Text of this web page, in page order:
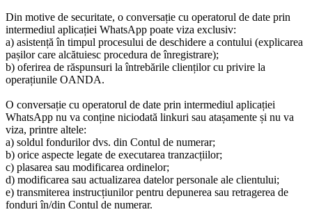
Din motive de securitate, o conversație cu operatorul de date prin
intermediul aplicației WhatsApp poate viza exclusiv:
a) asistență în timpul procesului de deschidere a contului (explicarea
pașilor care alcătuiesc procedura de înregistrare);
b) oferirea de răspunsuri la întrebările clienților cu privire la
operațiunile OANDA.
O conversație cu operatorul de date prin intermediul aplicației
WhatsApp nu va conține niciodată linkuri sau atașamente și nu va
viza, printre altele:
a) soldul fondurilor dvs. din Contul de numerar;
b) orice aspecte legate de executarea tranzacțiilor;
c) plasarea sau modificarea ordinelor;
d) modificarea sau actualizarea datelor personale ale clientului;
e) transmiterea instrucțiunilor pentru depunerea sau retragerea de
fonduri în/din Contul de numerar.